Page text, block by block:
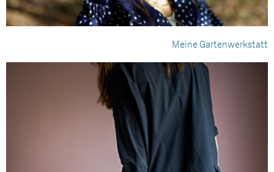
Meine Gartenwerkstatt